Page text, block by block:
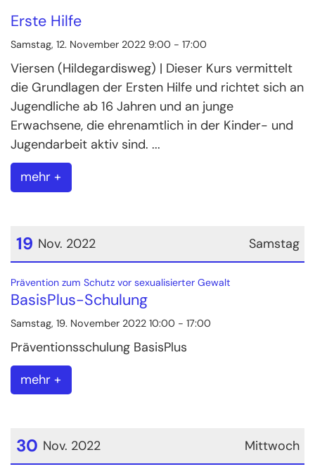
Datum: 12. November 2022
Erste Hilfe
Samstag, 12. November 2022 9:00 - 17:00
Viersen (Hildegardisweg) | Dieser Kurs vermittelt
die Grundlagen der Ersten Hilfe und richtet sich an
Jugendliche ab 16 Jahren und an junge
Erwachsene, die ehrenamtlich in der Kinder- und
Jugendarbeit aktiv sind. ...
mehr +
Samstag
19 Nov. 2022
Datum: 19. November 2022
Prävention zum Schutz vor sexualisierter Gewalt
BasisPlus-Schulung
Samstag, 19. November 2022 10:00 - 17:00
Präventionsschulung BasisPlus
mehr +
Mittwoch
30 Nov. 2022